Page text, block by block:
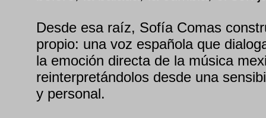
Desde esa raíz, Sofía Comas
propio: una voz española que
la emoción directa de la música
reinterpretándolos desde una
y personal.